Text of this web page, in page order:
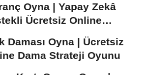
Oyna | Yapay Zekâ
Ücretsiz Online
Daması Oyna | Ücretsiz
Dama Strateji Oyunu